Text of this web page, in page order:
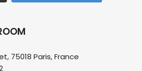
75018 Paris, France​